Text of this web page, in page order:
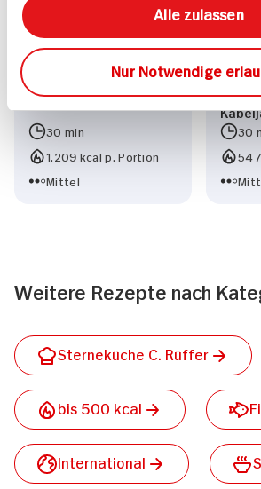
Alle zulassen
Nur Notwendige
Gegrillte Forelle
30 min
1.209 kcal p. Portion
Mittel
30
Weitere Rezepte nach
Sterneküche C. Rüffer
bis 500 kcal
International